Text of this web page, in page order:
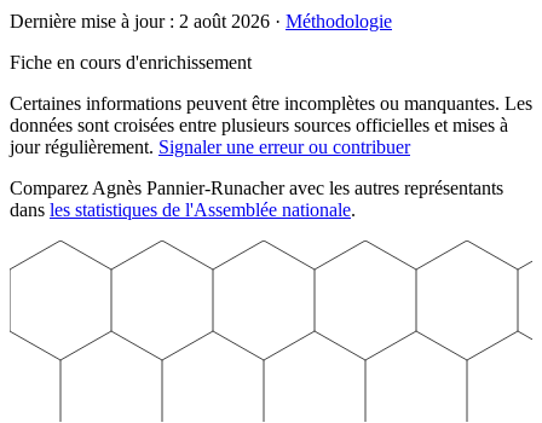
Dernière mise à jour : 2 août 2026 · Méthodologie
Fiche en cours d'enrichissement
Certaines informations peuvent être incomplètes ou manquantes. Les
données sont croisées entre plusieurs sources officielles et mises à
jour régulièrement. Signaler une erreur ou contribuer
Comparez Agnès Pannier-Runacheravec les autres représentants
dans les statistiques de l'Assemblée nationale.